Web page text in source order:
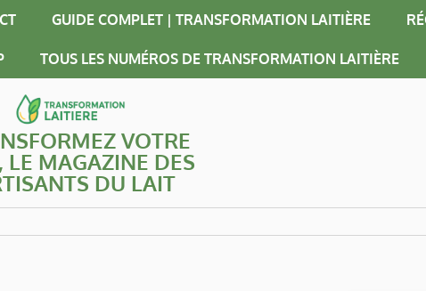
GUIDE COMPLET | TRANSFORMATION LAITIÈRE
TOUS LES NUMÉROS DE TRANSFORMATION LAITIÈRE
VOTRE
LE MAGAZINE DES
DU LAIT